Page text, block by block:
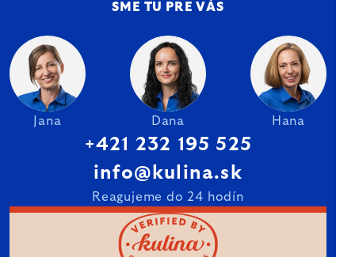
SME TU PRE VÁS
Jana Dana Hana
+421 232 195 525
info@kulina.sk
Reagujeme do 24 hodín